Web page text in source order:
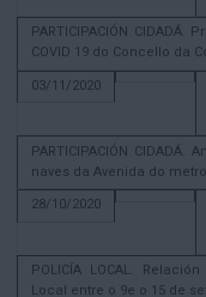
PARTICIPACIÓN
COVID 19 do Concello da
03/11/2020
PARTICIPACIÓN
naves da Avenida do
28/10/2020
POLICÍA LOCAL.
Local entre o 9e o 15 de